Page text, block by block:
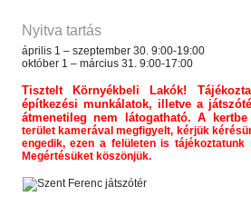
Nyitva tartás
április 1 – szeptember 30. 9:00-19:00
október 1 – március 31. 9:00-17:00
Tisztelt Környékbeli Lakók!
építkezési munkálatok, illetve a
átmenetileg nem látogatható.A kertbe
terület kamerával megfigyelt, kérjük
engedik, ezen a felületen is tájékoztatunk
Megértésüket köszönjük.